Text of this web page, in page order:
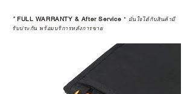
*FULL WARRANTY & After Service * มั่นใจได้กับสินค้ามี
รับประกัน พร้อมบริการหลังการขาย